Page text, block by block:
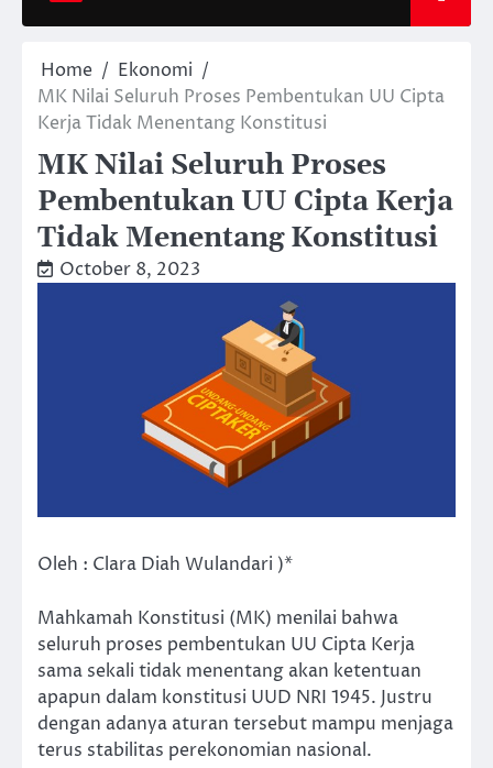
Home
Ekonomi
MK Nilai Seluruh Proses Pembentukan UU Cipta
Kerja Tidak Menentang Konstitusi
MK Nilai Seluruh Proses
Pembentukan UU Cipta Kerja
Tidak Menentang Konstitusi
October 8, 2023
Oleh : Clara Diah Wulandari )*
Mahkamah Konstitusi (MK) menilai bahwa
seluruh proses pembentukan UU Cipta Kerja
sama sekali tidak menentang akan ketentuan
apapun dalam konstitusi UUD NRI 1945. Justru
dengan adanya aturan tersebut mampu menjaga
terus stabilitas perekonomian nasional.